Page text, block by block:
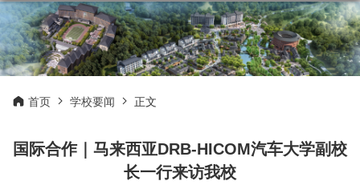
首页 学校要闻 正文
国际合作｜马来西亚DRB-HICOM汽车大学副校
长一行来访我校